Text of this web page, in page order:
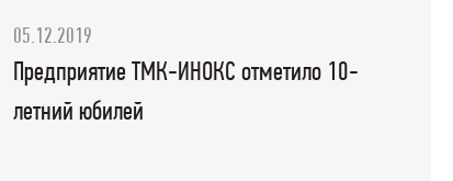
05.12.2019
Предприятие ТМК-ИНОКС отметило 10-
летний юбилей